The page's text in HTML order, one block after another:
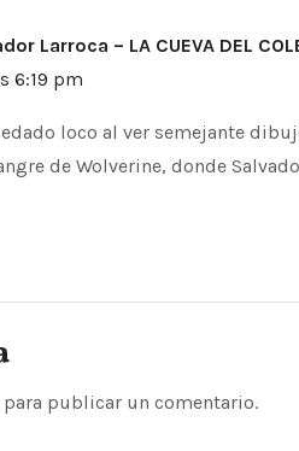
Larroca – LA CUEVA DEL
6:19 pm
loco al ver semejante
de Wolverine, donde
para publicar un comentario.